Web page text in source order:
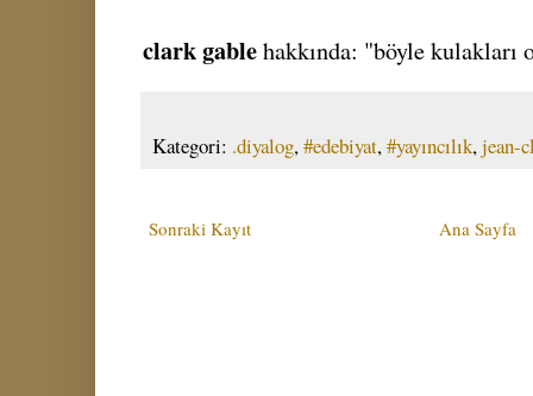
clark gablehakkında: "böyle
Kategori: .diyalog,#edebiyat,#yayıncılık,jean-
Sonraki Kayıt Ana Sayfa